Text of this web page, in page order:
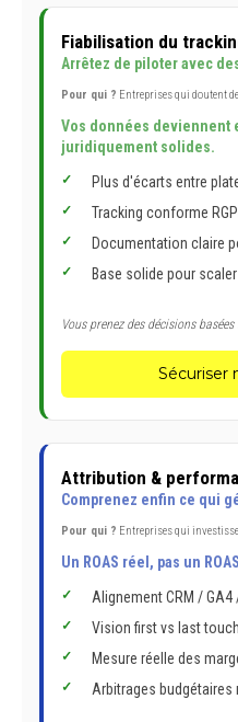
Fiabilisation du
Arrêtez de piloter avec
Pour qui ? Entreprises qui doutent
Vos données deviennent
juridiquement solides.
Plus d'écarts entre
Tracking conforme
Documentation claire
Base solide pour
Vous prenez des décisions
Sécuriser
Attribution &
Comprenez enfin ce qui
Pour qui ? Entreprises qui
Un ROAS réel, pas un
Alignement CRM / GA4
Vision first vs last touch
Mesure réelle des
Arbitrages budgétaires